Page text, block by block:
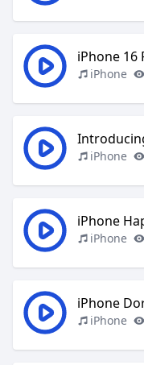
iPhone 16
iPhone
iPhone
iPhone
iPhone
iPhone
iPhone